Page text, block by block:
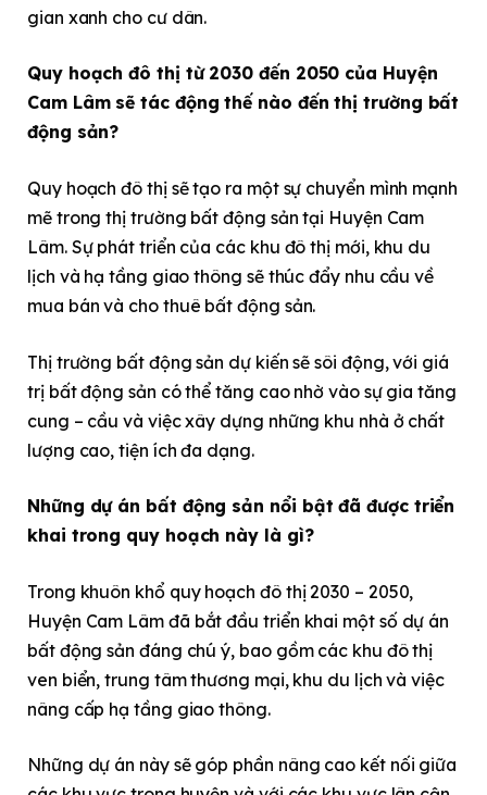
gian xanh cho cư dân.
Quy hoạch đô thị từ 2030 đến 2050 của Huyện
Cam Lâm sẽ tác động thế nào đến thị trường bất
động sản?
Quy hoạch đô thị sẽ tạo ra một sự chuyển mình mạnh
mẽ trong thị trường bất động sản tại Huyện Cam
Lâm. Sự phát triển của các khu đô thị mới, khu du
lịch và hạ tầng giao thông sẽ thúc đẩy nhu cầu về
mua bán và cho thuê bất động sản.
Thị trường bất động sản dự kiến sẽ sôi động, với giá
trị bất động sản có thể tăng cao nhờ vào sự gia tăng
cung – cầu và việc xây dựng những khu nhà ở chất
lượng cao, tiện ích đa dạng.
Những dự án bất động sản nổi bật đã được triển
khai trong quy hoạch này là gì?
Trong khuôn khổ quy hoạch đô thị 2030 – 2050,
Huyện Cam Lâm đã bắt đầu triển khai một số dự án
bất động sản đáng chú ý, bao gồm các khu đô thị
ven biển, trung tâm thương mại, khu du lịch và việc
nâng cấp hạ tầng giao thông.
Những dự án này sẽ góp phần nâng cao kết nối giữa